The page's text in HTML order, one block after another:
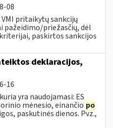
08
pritaikytų sankcijų
pažeidimo/priežasčių, dėl
paskirtos sankcijos
deklaracijos,
16
yra naudojamasi: ES
mėnesio, einančio po
paskutinės dienos. Pvz.,